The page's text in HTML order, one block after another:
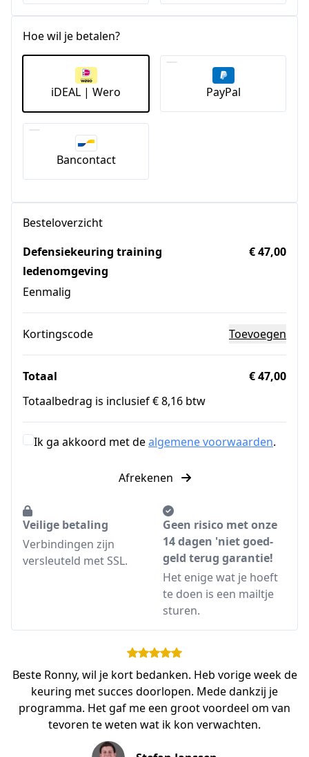
Hoe wil je betalen?
iDEAL | Wero PayPal
Bancontact
Besteloverzicht
Defensiekeuring training
ledenomgeving
Eenmalig
€ 47,00
Kortingscode Toevoegen
Totaal
€ 47,00
Totaalbedrag is inclusief € 8,16 btw
Ik ga akkoord met dealgemene voorwaarden.
Afrekenen
Veilige betaling
Verbindingen zijn
versleuteld met SSL.
Geen risico met onze
14 dagen 'niet goed-
geld terug garantie!
Het enige wat je hoeft
te doen is een mailtje
sturen.
Beste Ronny, wil je kort bedanken. Heb vorige week de
keuring met succes doorlopen. Mede dankzij je
programma. Het gaf me een groot voordeel om van
tevoren te weten wat ik kon verwachten.